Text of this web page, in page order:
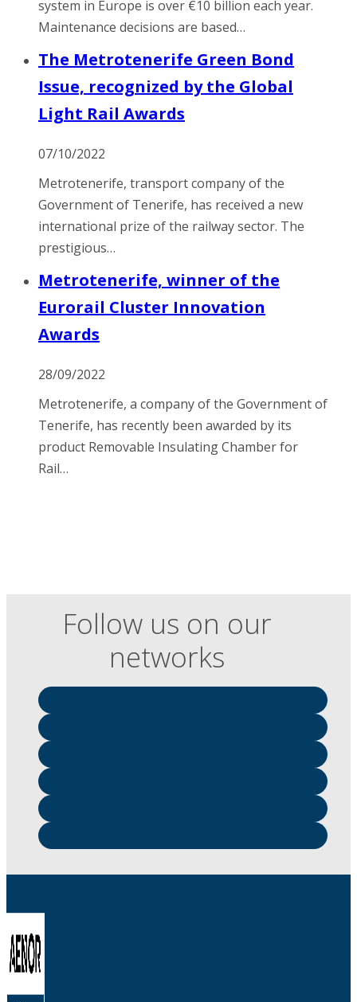
system in Europe is over €10 billion each year.
Maintenance decisions are based…
The Metrotenerife Green Bond
Issue, recognized by the Global
Light Rail Awards
07/10/2022
Metrotenerife, transport company of the
Government of Tenerife, has received a new
international prize of the railway sector. The
prestigious…
Metrotenerife, winner of the
Eurorail Cluster Innovation
Awards
28/09/2022
Metrotenerife, a company of the Government of
Tenerife, has recently been awarded by its
product Removable Insulating Chamber for
Rail…
Follow us on our
networks